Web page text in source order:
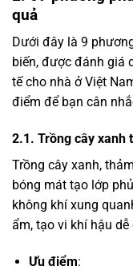
quả
Dưới đây là 9
biến, được đánh giá
tế cho nhà ở Việt
điểm để bạn cân
2.1. Trồng cây xanh
Trồng cây xanh,
bóng mát tạo lớp
không khí xung
ẩm, tạo vi khí hậu dễ
Ưu điểm: